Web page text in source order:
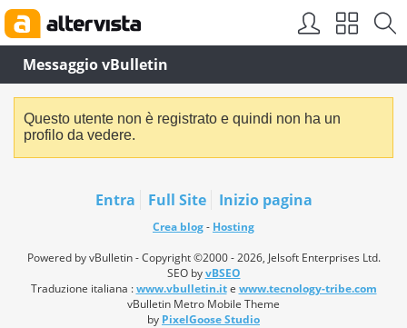
Messaggio vBulletin
Questo utente non è registrato e quindi non ha un
profilo da vedere.
Entra Full Site Inizio pagina
Crea blog- Hosting
Powered by vBulletin - Copyright ©2000 - 2026, Jelsoft Enterprises Ltd.
SEO byvBSEO
Traduzione italiana :www.vbulletin.ite www.tecnology-tribe.com
vBulletin Metro Mobile Theme
by PixelGoose Studio